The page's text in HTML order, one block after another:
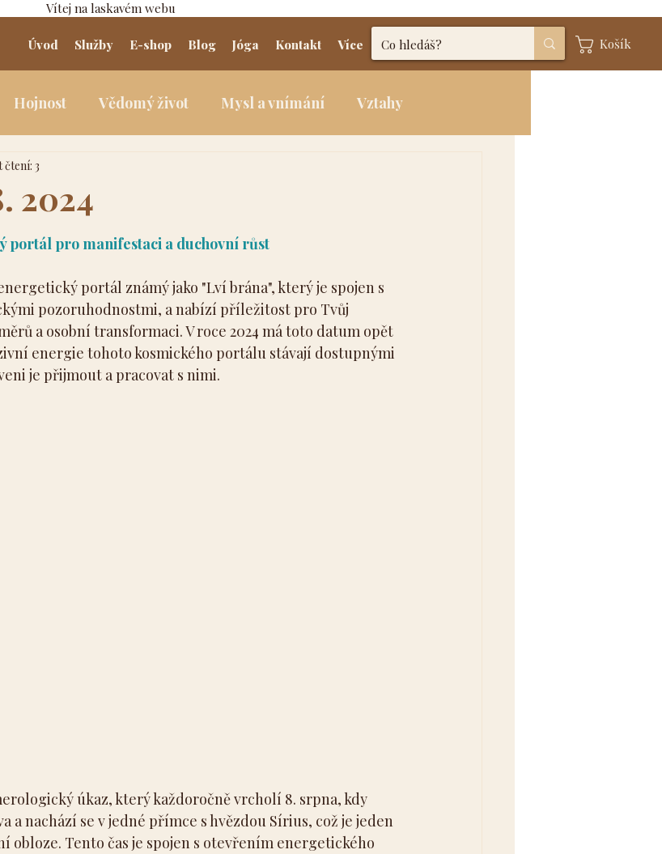
Vítej na laskavém webu
Úvod Služby E-shop Blog Jóga Kontakt Více Košík
Hojnost Vědomý život Mysl a vnímání Vztahy
2024
čtení: 3
portál pro manifestaci a duchovní růst
portál známý jako "Lví brána", který je spojen s
pozoruhodnostmi, a nabízí příležitost pro Tvůj
a osobní transformaci. V roce 2024 má toto datum opět
energie tohoto kosmického portálu stávají dostupnými
je přijmout a pracovat s nimi.
úkaz, který každoročně vrcholí 8. srpna, kdy
a nachází se v jedné přímce s hvězdou Sírius, což je jeden
obloze. Tento čas je spojen s otevřením energetického